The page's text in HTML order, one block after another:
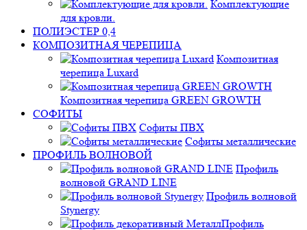
Комплектующие
для кровли.
ПОЛИЭСТЕР 0,4
КОМПОЗИТНАЯ ЧЕРЕПИЦА
Композитная
черепица Luxard
Композитная черепица GREEN GROWTH
СОФИТЫ
Софиты ПВХ
Софиты металлические
ПРОФИЛЬ ВОЛНОВОЙ
Профиль
волновой GRAND LINE
Профиль волновой
Stynergy